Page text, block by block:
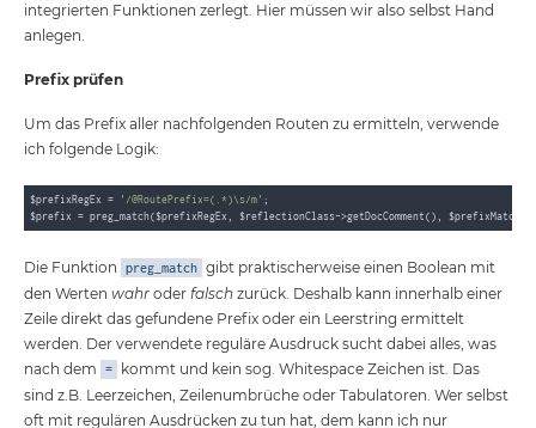
integrierten Funktionen zerlegt. Hier müssen wir also selbst Hand
anlegen.
Prefix prüfen
Um das Prefix aller nachfolgenden Routen zu ermitteln, verwende
ich folgende Logik:
$prefixRegEx = '/@RoutePrefix=(.*)\s/m' ;
$prefix = preg_match($prefixRegEx, $reflectionClass->getDocComment(), $prefixMatch)
Die Funktion preg_match gibt praktischerweise einen Boolean mit
den Werten wahr oder falsch zurück. Deshalb kann innerhalb einer
Zeile direkt das gefundene Prefix oder ein Leerstring ermittelt
werden. Der verwendete reguläre Ausdruck sucht dabei alles, was
nach dem
=
kommt und kein sog. Whitespace Zeichen ist. Das
sind z.B. Leerzeichen, Zeilenumbrüche oder Tabulatoren. Wer selbst
oft mit regulären Ausdrücken zu tun hat, dem kann ich nur